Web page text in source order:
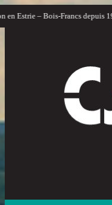
Estrie – Bois-Francs depuis 1972